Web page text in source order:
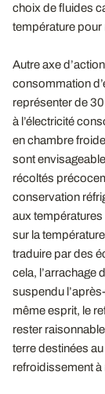
choix de fluides
température pour
Autre axe
consommation
représenter de
à l’électricité
en chambre
sont
récoltés
conservation
aux températures
sur la
traduire par des
cela, l’arrachage
suspendu
même esprit, le
rester
terre destinées
refroidissement